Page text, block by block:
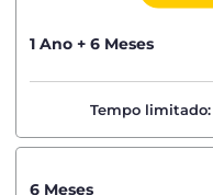
1 Ano + 6 Meses
Tempo limitado:
6 Meses